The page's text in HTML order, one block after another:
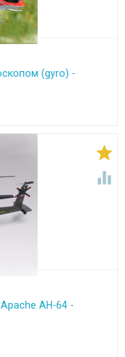
(gyro) -


AH-64 -